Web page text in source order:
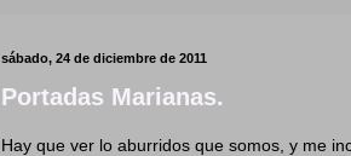
sábado, 24 de diciembre de 2011
Portadas Marianas.
Hay que ver lo aburridos que somos, y me